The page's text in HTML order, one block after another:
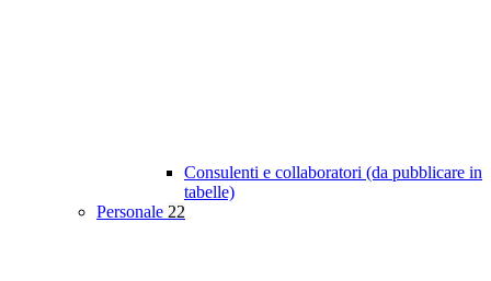
Consulenti e collaboratori (da pubblicare in
tabelle)
Personale 22